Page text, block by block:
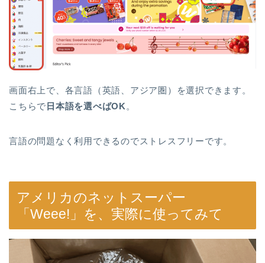
画面右上で、各言語（英語、アジア圏）を選択できます。
こちらで 日本語を選べばOK。
言語の問題なく利用できるのでストレスフリーです。
アメリカのネットスーパー
「Weee!」を、実際に使ってみて